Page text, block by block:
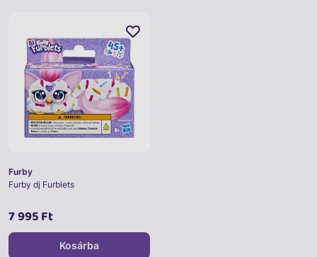
Furby
Furby dj Furblets
7 995 Ft
Kosárba